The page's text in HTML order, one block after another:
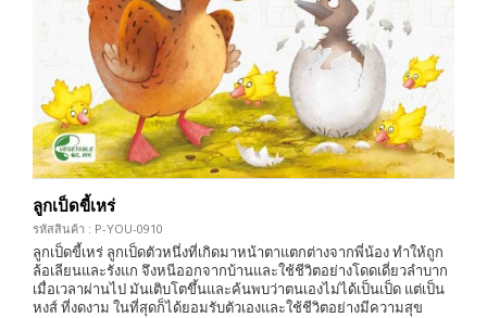
ลูกเป็ดขี้เหร่
รหัสสินค้า : P-YOU-0910
ลูกเป็ดขี้เหร่ ลูกเป็ดตัวหนึ่งที่เกิดมาหน้าตาแตกต่างจากพี่น้อง ทำให้ถูก
ล้อเลียนและรังแก จึงหนีออกจากบ้านและใช้ชีวิตอย่างโดดเดี่ยวลำบาก
เมื่อเวลาผ่านไป มันเติบโตขึ้นและค้นพบว่าตนเองไม่ได้เป็นเป็ด แต่เป็น
หงส์ ที่งดงาม ในที่สุดก็ได้ยอมรับตัวเองและใช้ชีวิตอย่างมีความสุข